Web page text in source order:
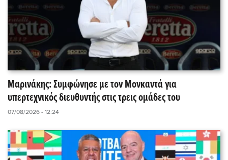
Μαρινάκης: Συμφώνησε με τον Μονκαντά για
υπερτεχνικός διευθυντής στις τρεις ομάδες του
07/08/2026 - 12:24